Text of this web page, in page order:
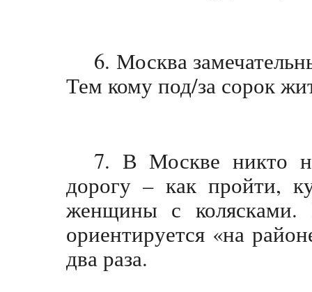
6. Москва
Тем кому под/за сорок
7. В Москве никто
дорогу – как пройти,
женщины с колясками.
ориентируется «на
два раза.